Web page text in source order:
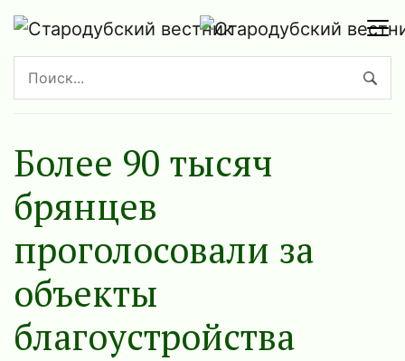
Более 90 тысяч
брянцев
проголосовали за
объекты
благоустройства